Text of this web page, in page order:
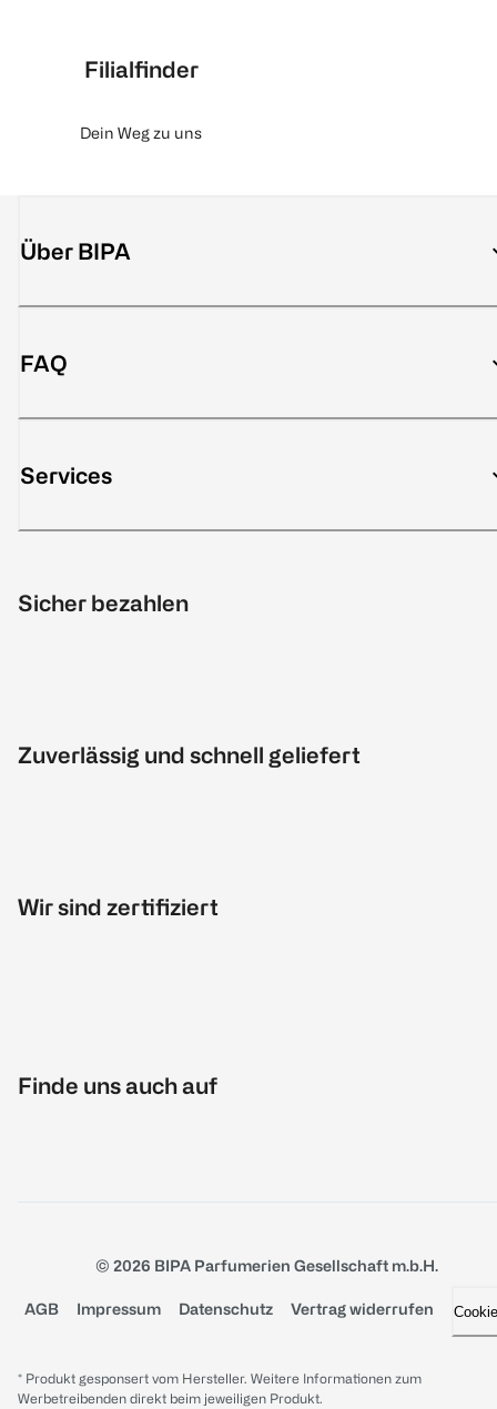
Filialfinder
Dein Weg zu uns
Über BIPA
FAQ
Services
Sicher bezahlen
Zuverlässig und schnell geliefert
Wir sind zertifiziert
Finde uns auch auf
© 2026 BIPA Parfumerien Gesellschaft m.b.H.
AGB Impressum Datenschutz Vertrag widerrufen
* Produkt gesponsert vom Hersteller. Weitere Informationen zum
Werbetreibenden direkt beim jeweiligen Produkt.